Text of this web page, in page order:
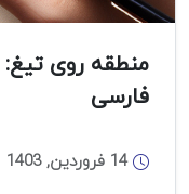
منطقه روی تیغ:
فارسی
14 فروردین, 1403